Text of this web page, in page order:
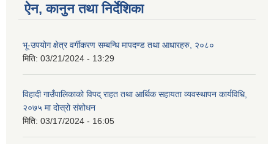
ऐन, कानुन तथा निर्देशिका
भू-उपयोग क्षेत्र वर्गीकरण सम्बन्धि मापदण्ड तथा आधारहरु, २०८०
मिति: 03/21/2024 - 13:29
विहादी गाउँपालिकाको विपद् राहत तथा आर्थिक सहायता व्यवस्थापन कार्यविधि,
२०७५ मा दोस्रो संशोधन
मिति: 03/17/2024 - 16:05